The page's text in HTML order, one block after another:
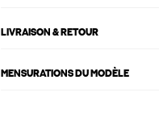
LIVRAISON & RETOUR
MENSURATIONS DU MODÈLE